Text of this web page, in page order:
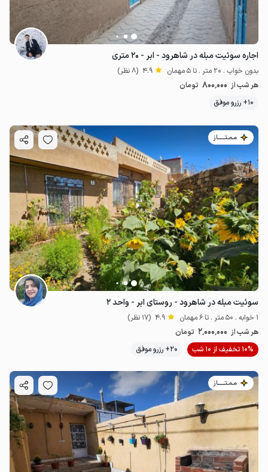
اجاره سوئیت مبله در شاهرود - ابر - ۲۰ متری
بدون خواب . 20 متر . تا 5 مهمان 4.9 (8 نظر)
هر شب از 800٬000 تومان
10+ رزرو موفق
مـمـتــــــاز
سوئیت مبله در شاهرود - روستای ابر - واحد ۲
1 خوابه . 50 متر . تا 6 مهمان 4.9 (17 نظر)
هر شب از 2٬000٬000 تومان
10% تخفیف از 10 شب
20+ رزرو موفق
مـمـتــــــاز